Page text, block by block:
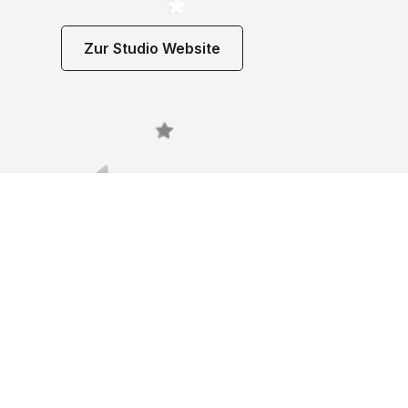
Zur Studio Website